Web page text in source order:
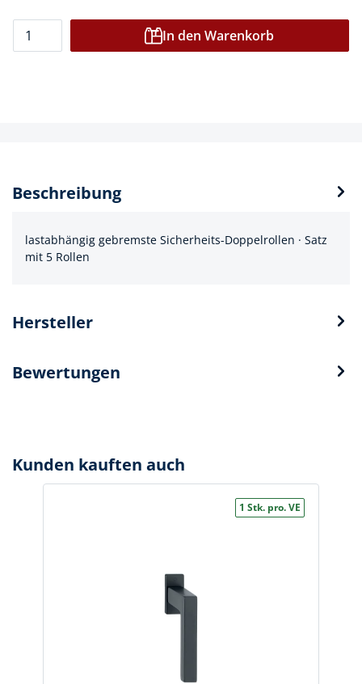
In den Warenkorb
Beschreibung
lastabhängig gebremste Sicherheits-Doppelrollen · Satz
mit 5 Rollen
Hersteller
Bewertungen
Kunden kauften auch
1 Stk. pro. VE